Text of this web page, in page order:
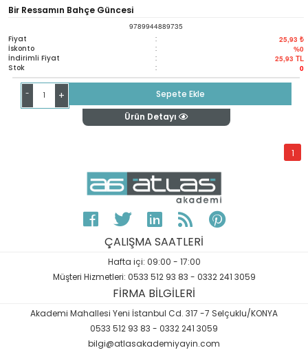
Bir Ressamın Bahçe Güncesi
9789944889735
Fiyat : 25,93 ₺
İskonto : %0
İndirimli Fiyat : 25,93 TL
Stok : 0
- +
Sepete Ekle
Ürün Detayı
1
ÇALIŞMA SAATLERİ
Hafta içi: 09:00 - 17:00
Müşteri Hizmetleri: 0533 512 93 83 - 0332 241 3059
FİRMA BİLGİLERİ
Akademi Mahallesi Yeni İstanbul Cd. 317 -7 Selçuklu/KONYA
0533 512 93 83 - 0332 241 3059
bilgi@atlasakademiyayin.com